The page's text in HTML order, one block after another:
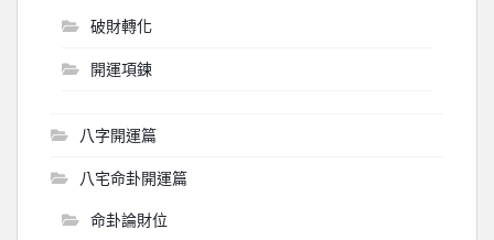
破財轉化
開運項鍊
八字開運篇
八宅命卦開運篇
命卦論財位